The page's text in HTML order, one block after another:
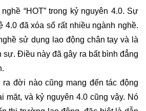
nghề “HOT” trong kỷ nguyên 4.0. Sự
4.0 đã xóa sổ rất nhiều ngành nghề.
sử dụng lao động chân tay và là
sự. Điều này đã gây ra bất bình đẳng
đời nào cũng mang đến tác động
mặt, và kỷ nguyên 4.0 cũng vậy. Nó